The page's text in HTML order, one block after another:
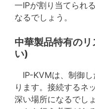
一IPが割り当てられ
なるでしょう。
中華製品特有の
い)
IP-KVMは、制御し
ります。接続するネ
深い場所になるでし